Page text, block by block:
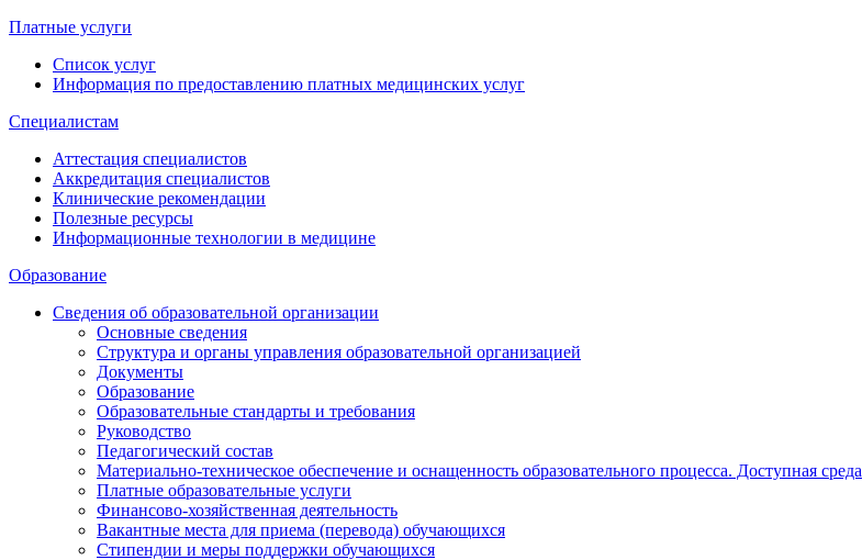
Платные услуги
Список услуг
Информация по предоставлению платных медицинских услуг
Специалистам
Аттестация специалистов
Аккредитация специалистов
Клинические рекомендации
Полезные ресурсы
Информационные технологии в медицине
Образование
Сведения об образовательной организации
Основные сведения
Структура и органы управления образовательной организацией
Документы
Образование
Образовательные стандарты и требования
Руководство
Педагогический состав
Материально-техническое обеспечение и оснащенность образовательного процесса. Доступная среда
Платные образовательные услуги
Финансово-хозяйственная деятельность
Вакантные места для приема (перевода) обучающихся
Стипендии и меры поддержки обучающихся